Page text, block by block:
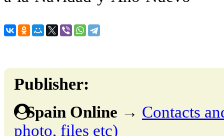
Publisher:
Spain Online → Contacts
photo, files etc)